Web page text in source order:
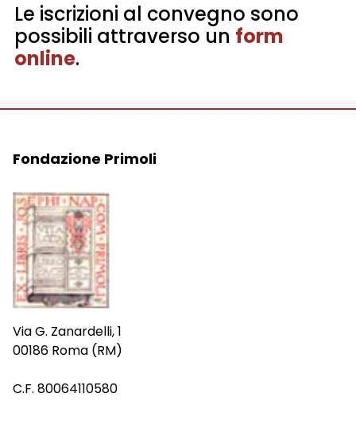
Le iscrizioni al convegno sono
possibili attraverso un form
online.
Fondazione Primoli
Via G. Zanardelli, 1
00186 Roma (RM)
C.F. 80064110580